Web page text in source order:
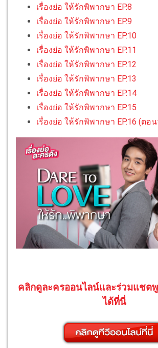
เรื่องย่อ ให้รักพิพากษา EP.8
เรื่องย่อ ให้รักพิพากษา EP.9
เรื่องย่อ ให้รักพิพากษา EP.10
เรื่องย่อ ให้รักพิพากษา EP.11
เรื่องย่อ ให้รักพิพากษา EP.12
เรื่องย่อ ให้รักพิพากษา EP.13
เรื่องย่อ ให้รักพิพากษา EP.14
เรื่องย่อ ให้รักพิพากษา EP.15
เรื่องย่อ ให้รักพิพากษา EP.16 (ตอ
คลิกดูละครออนไลน์และร่วมแชต
ได้ที่นี่